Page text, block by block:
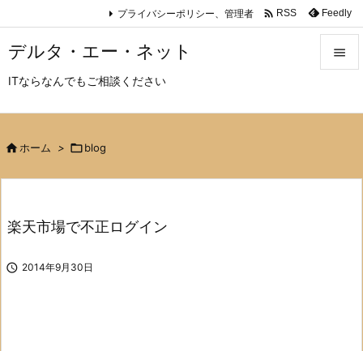
デルタ・エー・ネット
ITならなんでもご相談ください

プライバシーポリシー、管理者  RSS Feedly
 ホーム > blog
楽天市場で不正ログイン
 2014年9月30日